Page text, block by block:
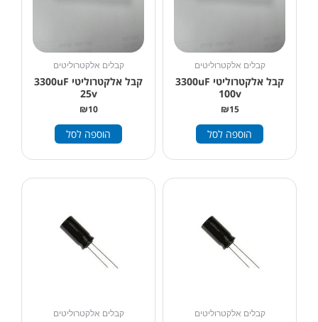
קבלים אלקטרוליטים
קבל אלקטרוליטי 3300uF
100v
₪15
הוספה לסל
קבלים אלקטרוליטים
קבל אלקטרוליטי 3300uF
25v
₪10
הוספה לסל
קבלים אלקטרוליטים קבלים אלקטרוליטים